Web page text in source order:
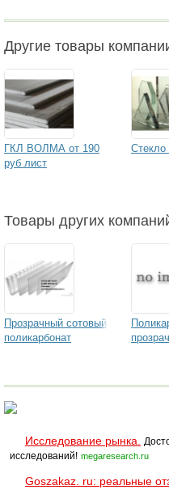
Другие товары
ГКЛ ВОЛМА от 190
руб лист
Стекло
Товары других
Прозрачный сотовый
поликарбонат
Исследование рынка.
исследований! megaresearch.ru
Goszakaz. ru: реальные